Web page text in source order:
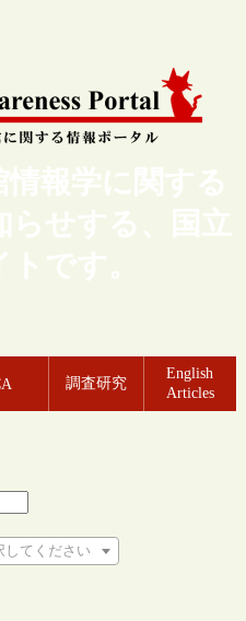
情報学に関する
らせする、国立
です。
調査研究
English
Articles
してください
い